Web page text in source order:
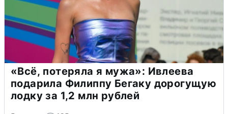
«Всё, потеряла я мужа»: Ивлеева
подарила Филиппу Бегаку дорогущую
лодку за 1,2 млн рублей